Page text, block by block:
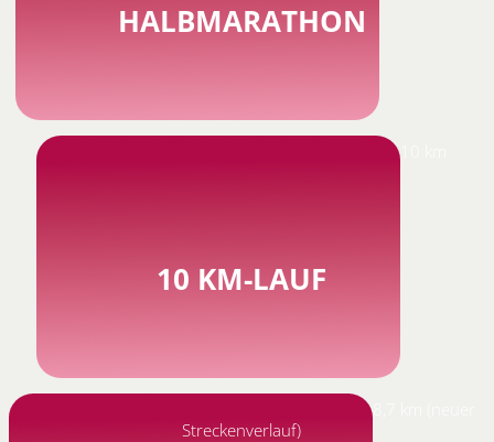
HALBMARATHON
10 KM-LAUF
8,7 km (neuer
Streckenverlauf)